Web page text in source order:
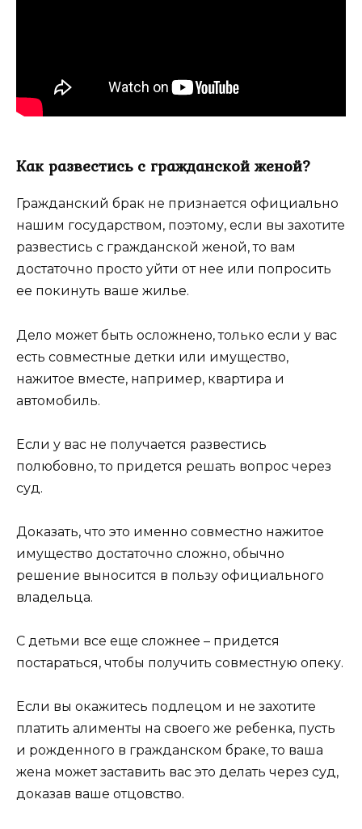
Как развестись с гражданской женой?
Гражданский брак не признается официально
нашим государством, поэтому, если вы захотите
развестись с гражданской женой, то вам
достаточно просто уйти от нее или попросить
ее покинуть ваше жилье.
Дело может быть осложнено, только если у вас
есть совместные детки или имущество,
нажитое вместе, например, квартира и
автомобиль.
Если у вас не получается развестись
полюбовно, то придется решать вопрос через
суд.
Доказать, что это именно совместно нажитое
имущество достаточно сложно, обычно
решение выносится в пользу официального
владельца.
С детьми все еще сложнее – придется
постараться, чтобы получить совместную опеку.
Если вы окажитесь подлецом и не захотите
платить алименты на своего же ребенка, пусть
и рожденного в гражданском браке, то ваша
жена может заставить вас это делать через суд,
доказав ваше отцовство.